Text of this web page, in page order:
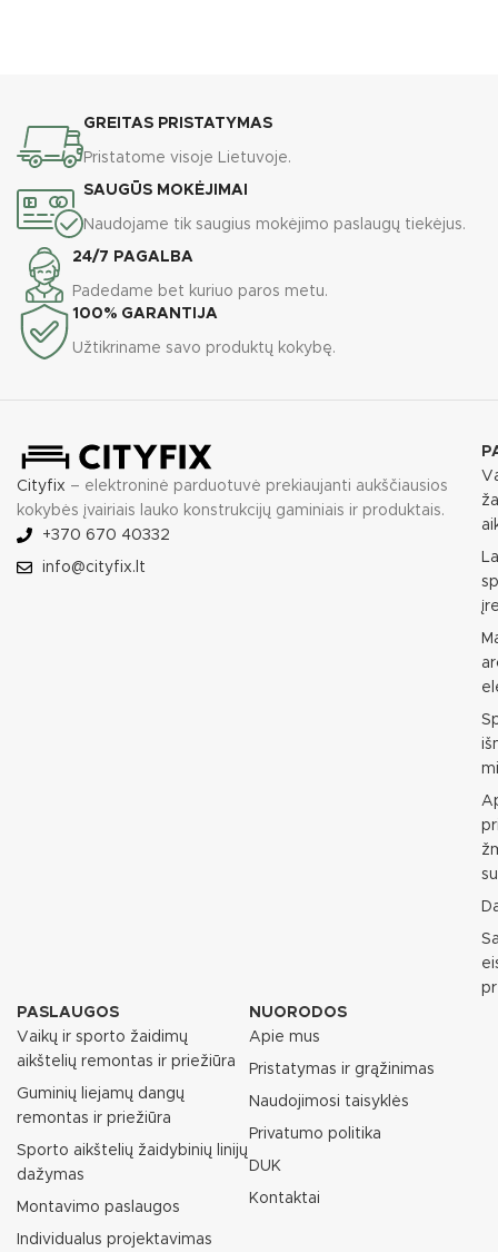
GREITAS PRISTATYMAS
Pristatome visoje Lietuvoje.
SAUGŪS MOKĖJIMAI
Naudojame tik saugius mokėjimo paslaugų tiekėjus.
24/7 PAGALBA
Padedame bet kuriuo paros metu.
100% GARANTIJA
Užtikriname savo produktų kokybę.
Cityfix – elektroninė parduotuvė prekiaujanti aukščiausios
kokybės įvairiais lauko konstrukcijų gaminiais ir produktais.
+370 670 40332
info@cityfix.lt
PASLAUGOS
Vaikų ir sporto žaidimų
aikštelių remontas ir priežiūra
Guminių liejamų dangų
remontas ir priežiūra
Sporto aikštelių žaidybinių linijų
dažymas
Montavimo paslaugos
Individualus projektavimas
NUORODOS
Apie mus
Pristatymas ir grąžinimas
Naudojimosi taisyklės
Privatumo politika
DUK
Kontaktai